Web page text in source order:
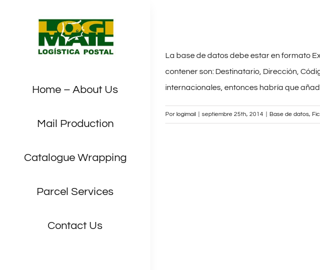
Home – About Us
Mail Production
Catalogue Wrapping
Parcel Services
Contact Us
La base de datos debe estar en formato
contener son: Destinatario, Dirección,
internacionales, entonces habría que
Por logimail septiembre 25th, 2014 Base de datos,